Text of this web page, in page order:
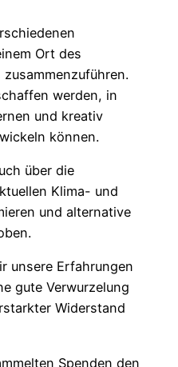
Ort des
werden, in
und kreativ
können.
über die
Klima- und
und alternative
unsere Erfahrungen
gute Verwurzelung
Widerstand
Spenden den